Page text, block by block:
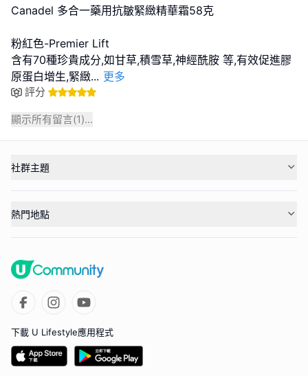
Canadel 多合一藥用抗皺緊緻精華霜58克
粉紅色-Premier Lift
含有70種珍貴成分,如甘草,積雪草,神經酰胺 等,有效促進膠
原蛋白增生,緊緻... 更多
評分
顯示所有留言(1)...
社群主題
熱門地點
下載 U Lifestyle應用程式